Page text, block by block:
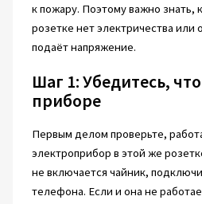
к пожару. Поэтому важно знать,
розетке нет электричества или
подаёт напряжение.
Шаг 1: Убедитесь,
приборе
Первым делом проверьте,
электроприбор в этой же
не включается чайник,
телефона. Если и она не